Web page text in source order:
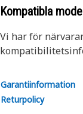
• Reduced dust
• Facilitates
Applications:
conjunction with
cleaning of the air
Kompatibla
Vi har för
Garantiinformation
Returpolicy